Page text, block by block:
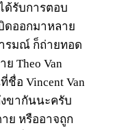
ด้รับการตอบ
ดออกมาหลาย
รมณ์ ก็ถ่ายทอด
Theo Van
ชื่อ Vincent Van
ขากันนะครับ
ย หรืออาจถูก